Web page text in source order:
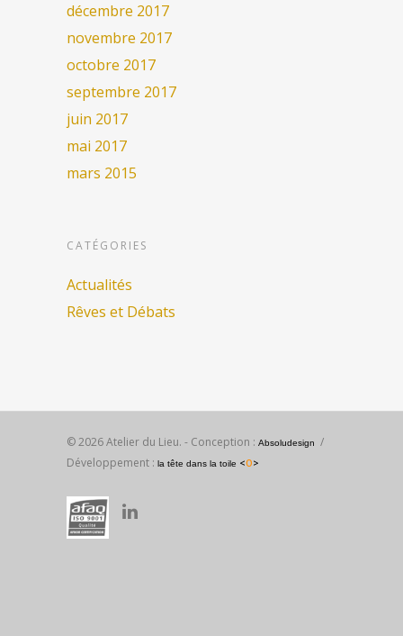
décembre 2017
novembre 2017
octobre 2017
septembre 2017
juin 2017
mai 2017
mars 2015
CATÉGORIES
Actualités
Rêves et Débats
© 2026 Atelier du Lieu. - Conception : Absoludesign
/
Développement : la tête dans la toile <O>